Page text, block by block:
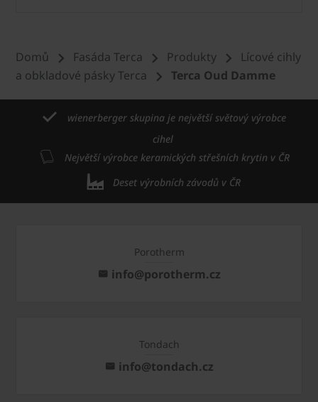
Domů Fasáda Terca Produkty
Lícové cihly
a obkladové pásky Terca
Terca Oud Damme
wienerberger skupina je největší světový výrobce
cihel
Největší výrobce keramických střešních krytin v ČR
Deset výrobních závodů v ČR
Porotherm
info@porotherm.cz
Tondach
info@tondach.cz